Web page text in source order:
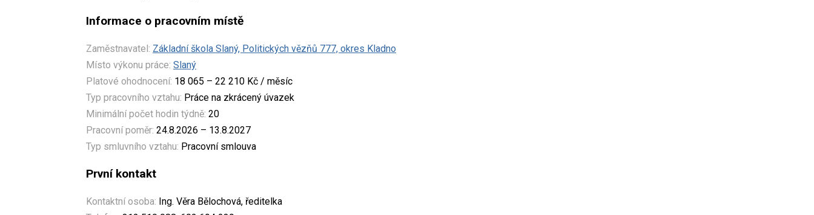
Informace o pracovním místě
Zaměstnavatel: Základní škola Slaný, Politických vězňů 777, okres Kladno
Místo výkonu práce: Slaný
Platové ohodnocení: 18 065 – 22 210 Kč / měsíc
Typ pracovního vztahu: Práce na zkrácený úvazek
Minimální počet hodin týdně: 20
Pracovní poměr: 24.8.2026 – 13.8.2027
Typ smluvního vztahu: Pracovní smlouva
První kontakt
Kontaktní osoba: Ing. Věra Bělochová, ředitelka